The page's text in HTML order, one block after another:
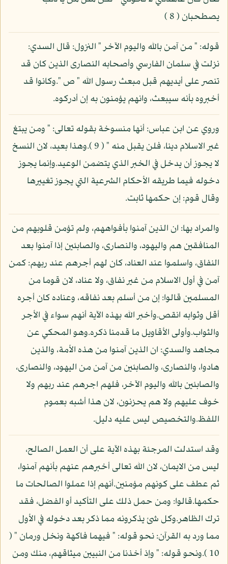
يصطحبان ( 8 )
قوله: " من آمن بالله واليوم الآخر " النزول: قال السدي:
نزلت في سلمان الفارسي وأصحابه النصارى الذين كان قد
تنصر على أيديهم قبل مبعث رسول الله " ص ".وكانوا قد
أخبروه بأنه سيبعث، وانهم يؤمنون به إن أدركوه.
وروي عن ابن عباس: أنها منسوخة بقوله تعالى: " ومن يبتغ
غير الاسلام دينا، فلن يقبل منه " ( 9 ).وهذا بعيد، لان النسخ
لا يجوز أن يدخل في الخبر الذي يتضمن الوعيد.وإنما يجوز
دخوله فيما طريقه الأحكام الشرعية التي يجوز تغييرها
وقال قوم: إن حكمها ثابت.
والمراد بها: ان الذين آمنوا بأفواههم، ولم تؤمن قلوبهم من
المنافقين هم واليهود، والنصارى، والصابئين إذا آمنوا بعد
النفاق، واسلموا عند العناد، كان لهم أجرهم عند ربهم: كمن
آمن في أول الاسلام من غير نفاق، ولا عناد، لان قوما من
المسلمين قالوا: إن من أسلم بعد نفاقه، وعناده كان أجره
أقل وثوابه انقص.وأخبر الله بهذه الآية أنهم سواء في الأجر
والثواب.وأولى الأقاويل ما قدمنا ذكره.وهو المحكي عن
مجاهد والسدي: ان الذين آمنوا من هذه الأمة، والذين
هادوا، والنصارى، والصابئين من آمن من اليهود، والنصارى،
والصابئين بالله واليوم الآخر، فلهم اجرهم عند ربهم ولا
خوف عليهم ولا هم يحزنون، لان هذا أشبه بعموم
اللفظ.والتخصيص ليس عليه دليل.
وقد استدلت المرجئة بهذه الآية على أن العمل الصالح،
ليس من الايمان، لان الله تعالى أخبرهم عنهم بأنهم آمنوا،
ثم عطف على كونهم مؤمنين.أنهم إذا عملوا الصالحات ما
حكمها.قالوا: ومن حمل ذلك على التأكيد أو الفضل، فقد
ترك الظاهر.وكل شئ يذكرونه مما ذكر بعد دخوله في الأول
مما ورد به القرآن: نحو قوله: " فيهما فاكهة ونخل ورمان " (
10 ).ونحو قوله: " وإذ أخذنا من النبيين ميثاقهم، منك ومن